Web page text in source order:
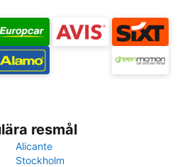
resmål
Alicante
Stockholm